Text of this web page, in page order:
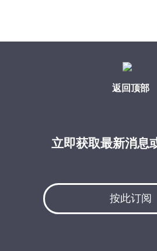
返回顶部
立即获取最新消息
按此订阅